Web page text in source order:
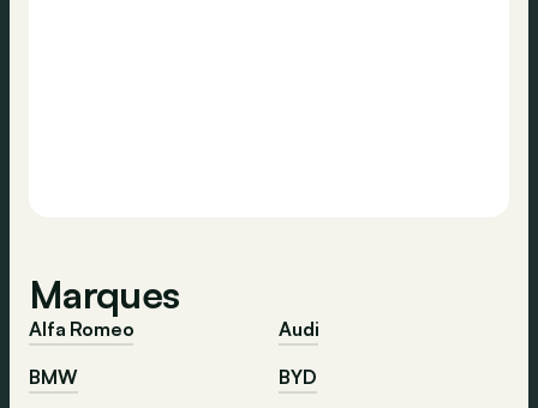
Marques
Alfa Romeo
Audi
BMW
BYD